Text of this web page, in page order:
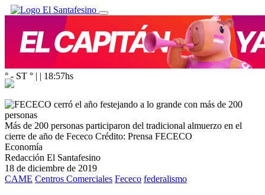
° - ST ° | | 18:57hs
Más de 200 personas participaron del tradicional almuerzo en el
cierre de año de Fececo Crédito: Prensa FECECO
Economía
Redacción El Santafesino
18 de diciembre de 2019
CAME Centros Comerciales Fececo federalismo